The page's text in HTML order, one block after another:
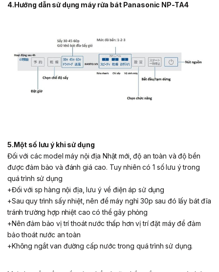
4.Hướng dẫn sử dụng máy rửa bát Panasonic NP-TA4
5.Một số lưu ý khi sử dụng
Đối với các model máy nội địa Nhật mới, độ an toàn và độ bền
được đảm bảo và đánh giá cao. Tuy nhiên có 1 số lưu ý trong
quá trình sử dụng
+Đối với sp hàng nội địa, lưu ý về điện áp sử dụng
+Sau quy trình sấy nhiệt, nên để máy nghỉ 30p sau đó lấy bát đĩa
tránh trường hợp nhiệt cao có thể gây phỏng
+Nên đảm bảo vị trí thoát nước thấp hơn vị trí đặt máy để đảm
bảo thoát nước an toàn
+Không ngắt van đường cấp nước trong quá trình sử dụng.